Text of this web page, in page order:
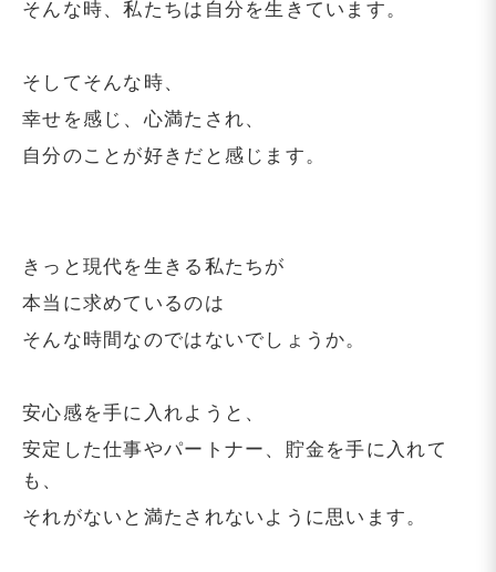
そんな時、私たちは自分を生きています。
そしてそんな時、
幸せを感じ、心満たされ、
自分のことが好きだと感じます。
きっと現代を生きる私たちが
本当に求めているのは
そんな時間なのではないでしょうか。
安心感を手に入れようと、
安定した仕事やパートナー、貯金を手に入れて
も、
それがないと満たされないように思います。